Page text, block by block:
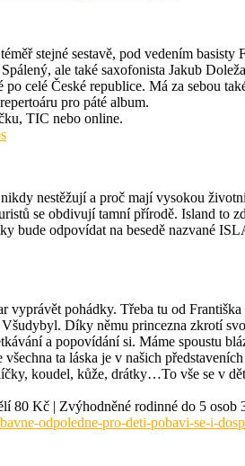
stejné sestavě, pod vedením
ale také saxofonista Jakub
celé České republice. Má za sebou
pro páté album.
TIC nebo online.
nestěžují a proč mají vysokou
se obdivují tamní přírodě. Island to
bude odpovídat na besedě nazvané
pohádky. Třeba tu od
Díky němu princezna zkrotí
a popovídání si. Máme spoustu
ta láska je v našich
koudel, kůže, drátky…To vše se v
80 Kč | Zvýhodněné rodinné do 5 osob
odpoledne-pro-deti-pobavi-se-i-